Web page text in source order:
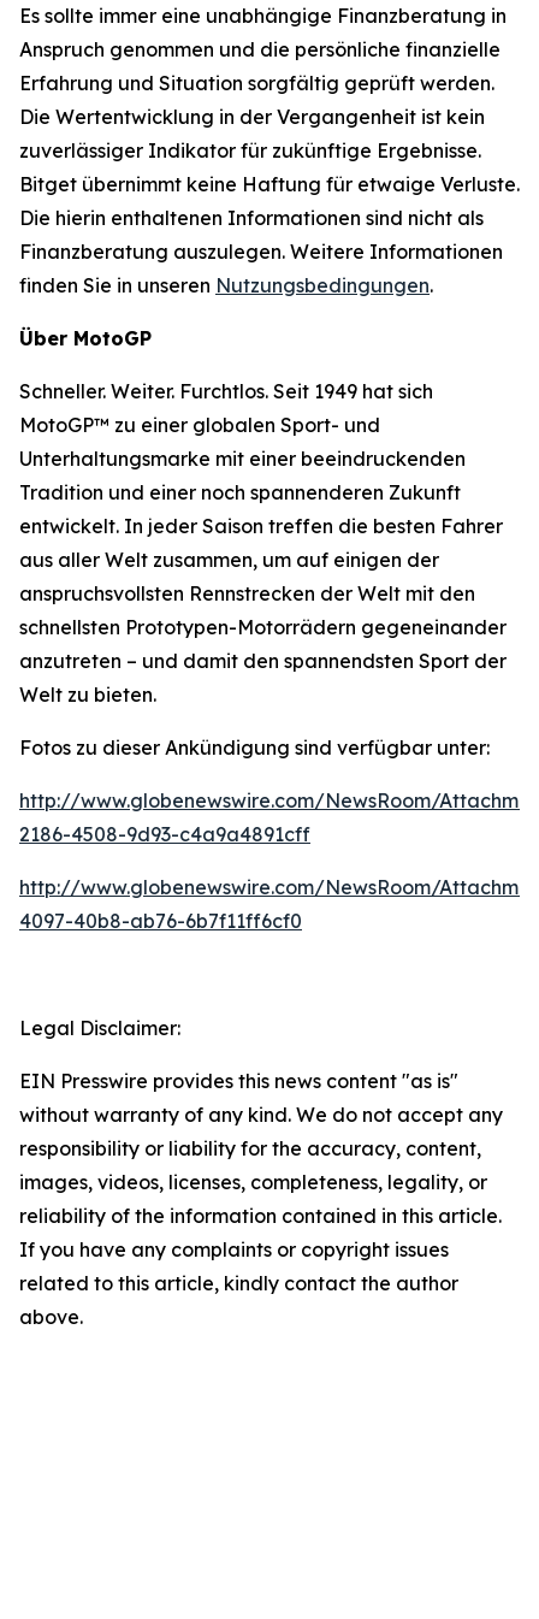
Es sollte immer eine unabhängige Finanzberatung in
Anspruch genommen und die persönliche finanzielle
Erfahrung und Situation sorgfältig geprüft werden.
Die Wertentwicklung in der Vergangenheit ist kein
zuverlässiger Indikator für zukünftige Ergebnisse.
Bitget übernimmt keine Haftung für etwaige Verluste.
Die hierin enthaltenen Informationen sind nicht als
Finanzberatung auszulegen. Weitere Informationen
finden Sie in unseren Nutzungsbedingungen.
Über MotoGP
Schneller. Weiter. Furchtlos. Seit 1949 hat sich
MotoGP™ zu einer globalen Sport- und
Unterhaltungsmarke mit einer beeindruckenden
Tradition und einer noch spannenderen Zukunft
entwickelt. In jeder Saison treffen die besten Fahrer
aus aller Welt zusammen, um auf einigen der
anspruchsvollsten Rennstrecken der Welt mit den
schnellsten Prototypen-Motorrädern gegeneinander
anzutreten – und damit den spannendsten Sport der
Welt zu bieten.
Fotos zu dieser Ankündigung sind verfügbar unter:
http://www.globenewswire.com/NewsRoom/
2186-4508-9d93-c4a9a4891cff
http://www.globenewswire.com/NewsRoom/
4097-40b8-ab76-6b7f11ff6cf0
Legal Disclaimer:
EIN Presswire provides this news content "as is"
without warranty of any kind. We do not accept any
responsibility or liability for the accuracy, content,
images, videos, licenses, completeness, legality, or
reliability of the information contained in this article.
If you have any complaints or copyright issues
related to this article, kindly contact the author
above.